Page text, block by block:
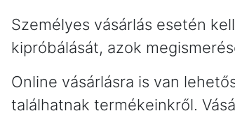
Személyes vásárlás esetén
kipróbálását, azok
Online vásárlásra is van
találhatnak termékeinkről.